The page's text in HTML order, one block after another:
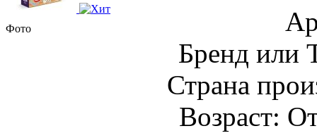
Фото
Бренд или
Страна
Возраст: